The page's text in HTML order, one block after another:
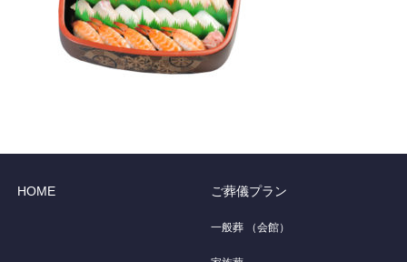
HOME ご葬儀プラン
一般葬 （会館）